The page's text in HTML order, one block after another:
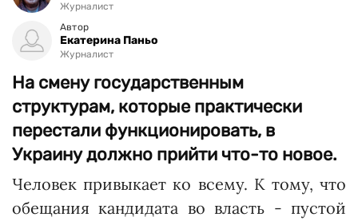
Журналист
Автор
Екатерина Паньо
Журналист
На смену государственным
структурам, которые практически
перестали функционировать, в
Украину должно прийти что-то новое.
Человек привыкает ко всему. К тому, что
обещания кандидата во власть - пустой